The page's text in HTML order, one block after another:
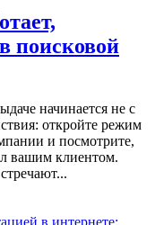
поисковой
начинается не с
откройте режим
и посмотрите,
вашим клиентом.